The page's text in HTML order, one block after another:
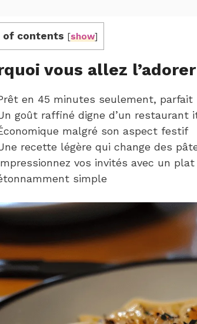
of contents [show]
vous allez l’adorer
en 45 minutes seulement, parfait
goût raffiné digne d’un restaurant
malgré son aspect festif
recette légère qui change des
vos invités avec un
simple